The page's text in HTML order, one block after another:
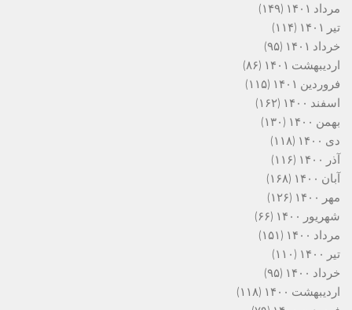
مرداد ۱۴۰۱
(۱۴۹)
تیر ۱۴۰۱
(۱۱۴)
خرداد ۱۴۰۱
(۹۵)
اردیبهشت ۱۴۰۱
(۸۶)
فروردین ۱۴۰۱
(۱۱۵)
اسفند ۱۴۰۰
(۱۶۲)
بهمن ۱۴۰۰
(۱۳۰)
دی ۱۴۰۰
(۱۱۸)
آذر ۱۴۰۰
(۱۱۶)
آبان ۱۴۰۰
(۱۶۸)
مهر ۱۴۰۰
(۱۲۶)
شهریور ۱۴۰۰
(۶۶)
مرداد ۱۴۰۰
(۱۵۱)
تیر ۱۴۰۰
(۱۱۰)
خرداد ۱۴۰۰
(۹۵)
اردیبهشت ۱۴۰۰
(۱۱۸)